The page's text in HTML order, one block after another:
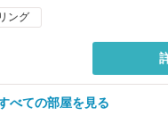
ング
べての部屋を見る